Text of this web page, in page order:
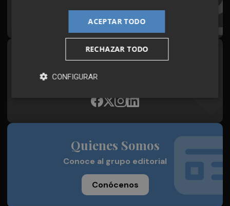
Síguenos en redes
Plaza Podcast, desde cualquier medio
Quienes Somos
Conoce al grupo editorial
Conócenos
ACEPTAR TODO
RECHAZAR TODO
CONFIGURAR